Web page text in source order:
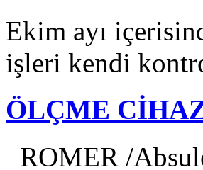
Ekim ayı
işleri kendi
ÖLÇME
ROMER /